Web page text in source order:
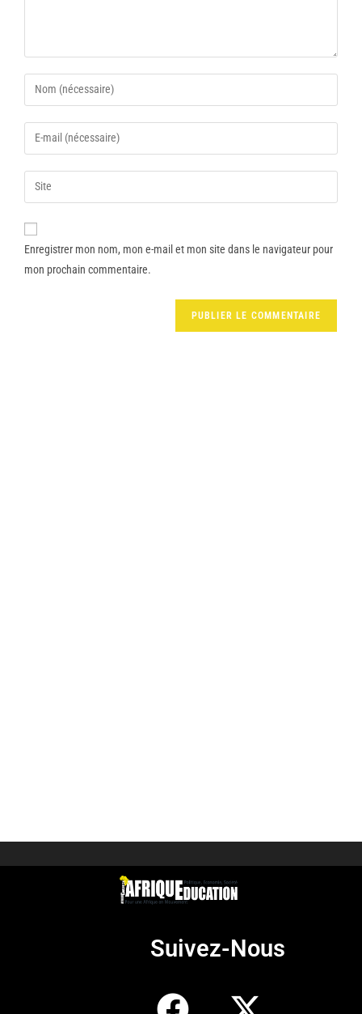
Enregistrer mon nom, mon e-mail et mon site dans le navigateur pour
mon prochain commentaire.
Suivez-Nous